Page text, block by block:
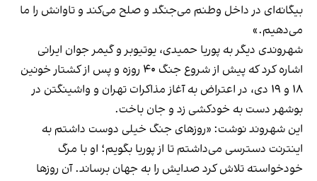
بیگانه‌ای در داخل وطنم می‌جنگد و صلح می‌کند و تاوانش را ما
می‌دهیم.»
شهروندی دیگر به پوریا حمیدی، یوتیوبر و گیمر جوان ایرانی
اشاره کرد که پیش از شروع جنگ ۴۰ روزه و پس از کشتار خونین
۱۸ و ۱۹ دی، در اعتراض به آغاز مذاکرات تهران و واشینگتن در
بوشهر دست به خودکشی زد و جان باخت.
این شهروند نوشت: «روزهای جنگ خیلی دوست داشتم به
اینترنت دسترسی می‌داشتم تا از پوریا بگویم؛ او با مرگ
خودخواسته تلاش کرد صدایش را به جهان برساند. آن روزها